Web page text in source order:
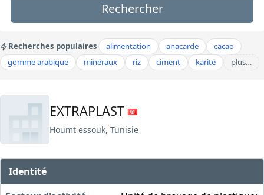
Rechercher
Recherches populaires alimentation anacarde
cacao
gomme arabique
minéraux riz ciment karité plus…
EXTRAPLAST
Houmt essouk, Tunisie
Identité